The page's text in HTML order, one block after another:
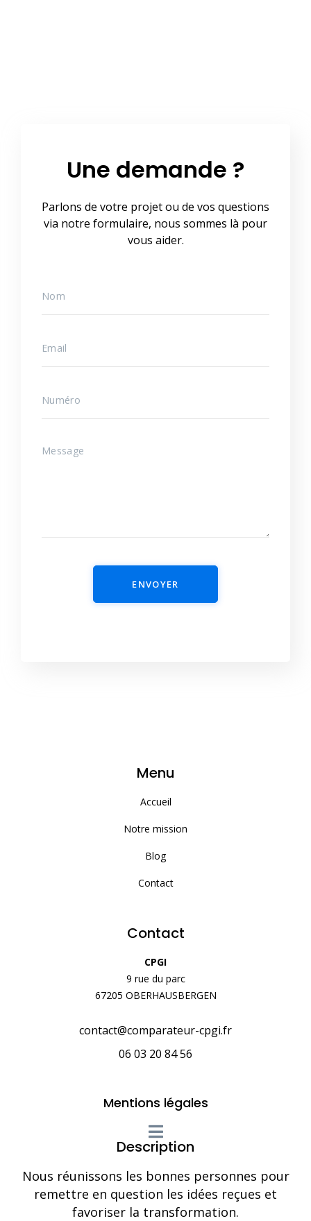
Une demande ?
Parlons de votre projet ou de vos questions
via notre formulaire, nous sommes là pour
vous aider.
ENVOYER
Menu
Accueil
Notre mission
Blog
Contact
Contact
CPGI
9 rue du parc
67205 OBERHAUSBERGEN
contact@comparateur-cpgi.fr
06 03 20 84 56
Mentions légales
Description
Nous réunissons les bonnes personnes pour
remettre en question les idées reçues et
favoriser la transformation.